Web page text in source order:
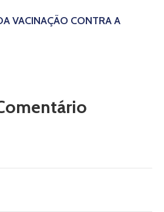
VACINAÇÃO CONTRA A